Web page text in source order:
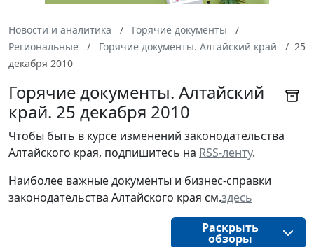
Новости и аналитика
Горячие документы
Региональные
Горячие документы. Алтайский край
25
декабря 2010
Горячие документы. Алтайский
край. 25 декабря 2010
Чтобы быть в курсе изменений законодательства
Алтайского края, подпишитесь на RSS-ленту.
Наиболее важные документы и бизнес-справки
законодательства Алтайского края см.здесь
Раскрыть
обзоры